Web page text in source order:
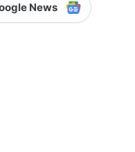
News